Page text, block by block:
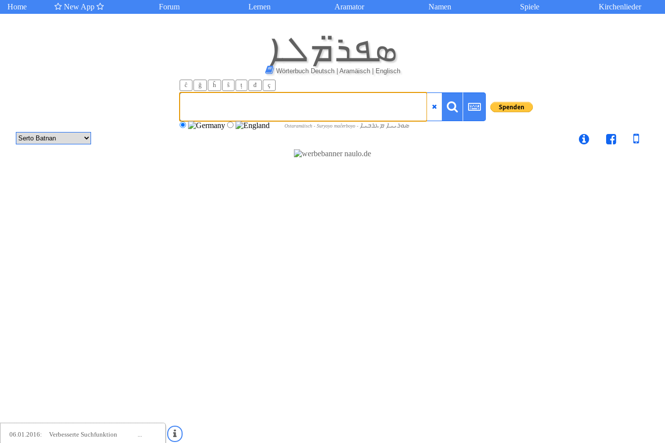
Home New App Forum Lernen Aramator Namen Spiele Kirchenlieder
ܣܦܪ̈ܡܠܐ
Wörterbuch Deutsch | Aramäisch | Englisch
ĉ ğ ĥ ŝ ț đ ç
Ostaramäisch - Suryoyo maĉerboyo - ܣܘܪܝܝܐ ܡܥܪܒܝܐ
06.01.2016: Verbesserte Suchfunktion ...